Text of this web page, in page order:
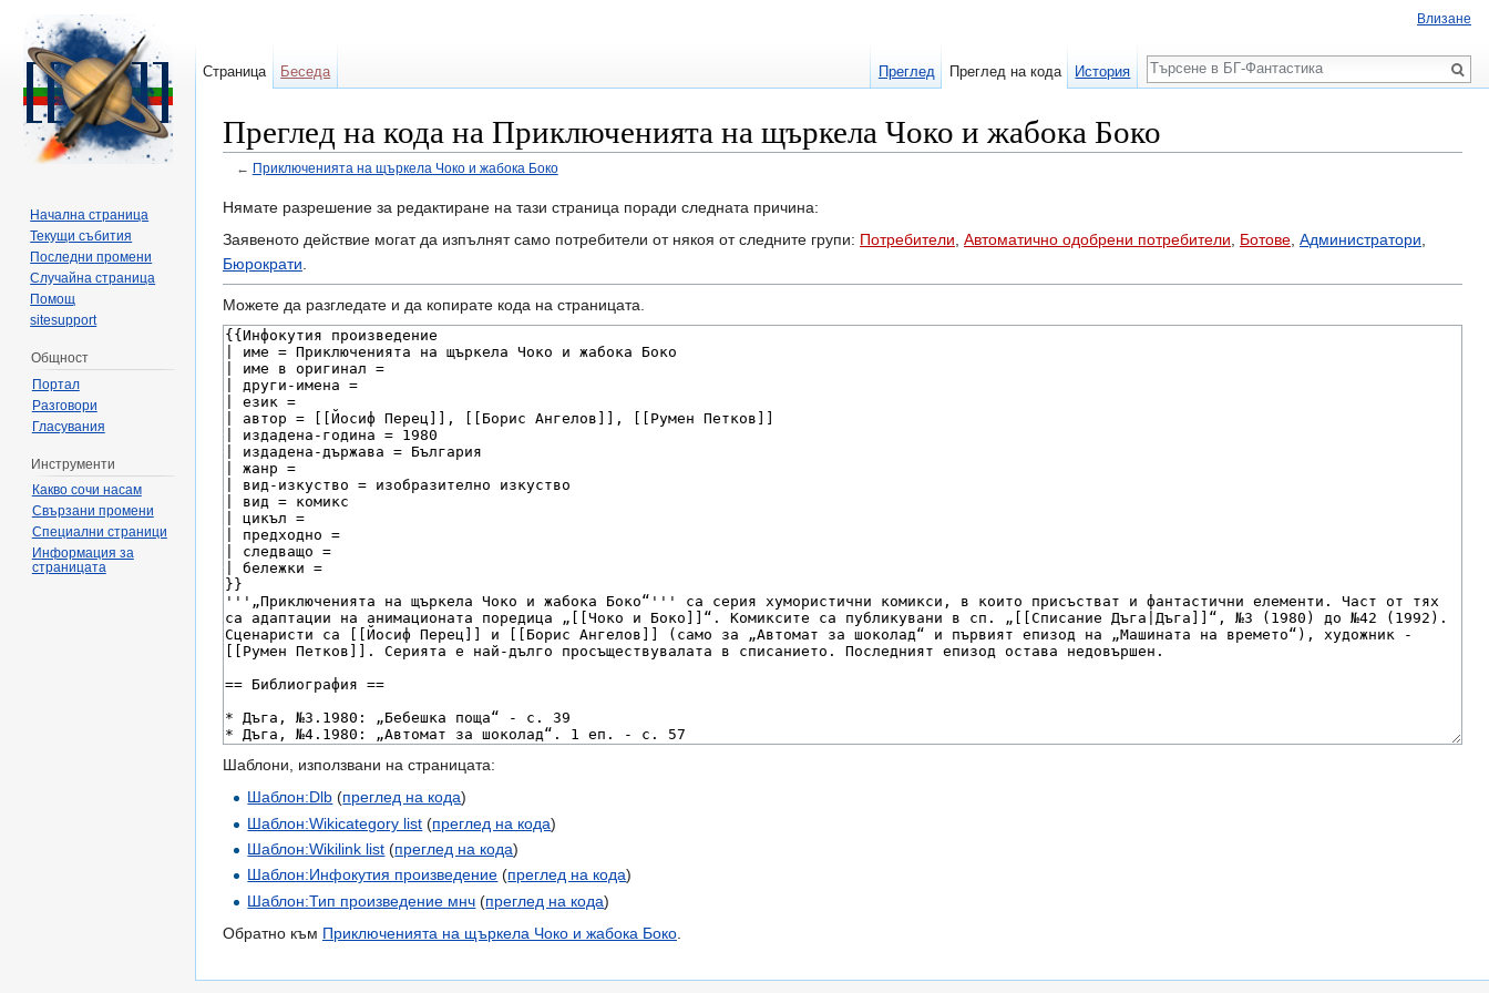
Преглед на кода на Приключенията на щъркела Чоко и жабока Боко
← Приключенията на щъркела Чоко и жабока Боко
Нямате разрешение за редактиране на тази страница поради следната причина:
Заявеното действие могат да изпълнят само потребители от някоя от следните групи: Потребители Автоматично одобрени потребители Ботове Администратори
Бюрократи
Можете да разгледате и да копирате кодa на страницата.
Шаблони, използвани на страницата:
Шаблон:Dlb (преглед на кода)
Шаблон:Wikicategory list (преглед на кода)
Шаблон:Wikilink list (преглед на кода)
Шаблон:Инфокутия произведение (преглед на кода)
Шаблон:Тип произведение мнч (преглед на кода)
Обратно към Приключенията на щъркела Чоко и жабока Боко
Влизане
Страница Беседа Преглед Преглед на кода История
Търсене
Начална страница
Текущи събития
Последни промени
Случайна страница
Помощ
sitesupport
Общност
Портал
Разговори
Гласувания
Инструменти
Какво сочи насам
Свързани промени
Специални страници
Информация за
страницата